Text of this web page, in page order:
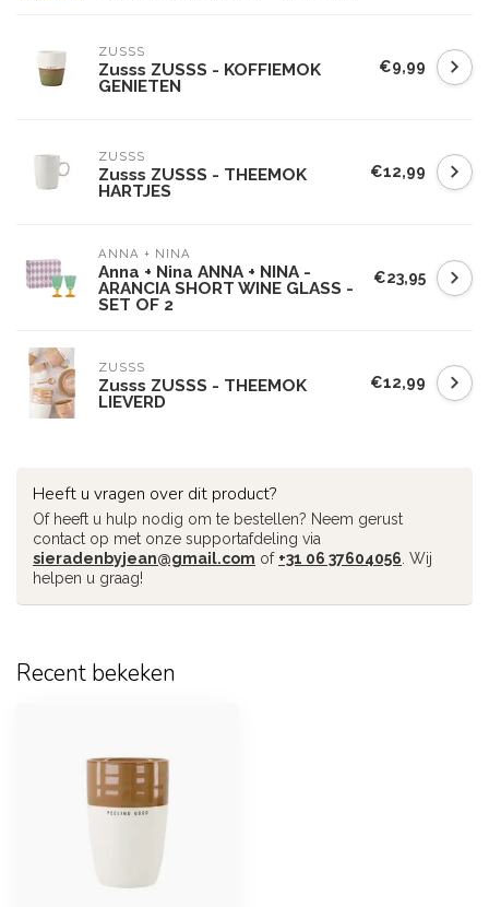
ZUSSS
Zusss ZUSSS - KOFFIEMOK
GENIETEN
€9,99
ZUSSS
Zusss ZUSSS - THEEMOK
HARTJES
€12,99
ANNA + NINA
Anna + Nina ANNA + NINA -
ARANCIA SHORT WINE GLASS -
SET OF 2
€23,95
ZUSSS
Zusss ZUSSS - THEEMOK
LIEVERD
€12,99
Heeft u vragen over dit product?
Of heeft u hulp nodig om te bestellen? Neem gerust
contact op met onze supportafdeling via
sieradenbyjean@gmail.com of +31 06 37604056 . Wij
helpen u graag!
Recent bekeken